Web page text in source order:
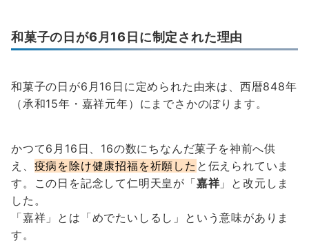
和菓子の日が6月16日に制定された理由
和菓子の日が6月16日に定められた由来は、西暦848年
（承和15年・嘉祥元年）にまでさかのぼります。
かつて6月16日、16の数にちなんだ菓子を神前へ供
え、 疫病を除け健康招福を祈願した と伝えられていま
す。この日を記念して仁明天皇が「嘉祥」と改元しま
した。
「嘉祥」とは「めでたいしるし」という意味がありま
す。